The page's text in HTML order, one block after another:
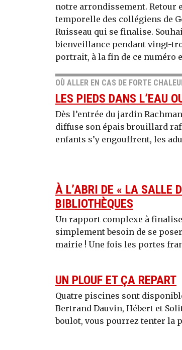
notre arrondissement. Retour
temporelle des collégiens de
Ruisseau qui se finalise.
bienveillance pendant vingt-
portrait, à la fin de ce numéro
OÙ ALLER EN CAS DE FORTE
LES PIEDS DANS L’EAU
Dès l’entrée du jardin
diffuse son épais brouillard
enfants s’y engouffrent, les
À L’ABRI DE « LA SALLE
BIBLIOTHÈQUES
Un rapport complexe à
simplement besoin de se
mairie ! Une fois les portes
UN PLOUF ET ÇA REPART
Quatre piscines sont
Bertrand Dauvin, Hébert et
boulot, vous pourrez tenter la